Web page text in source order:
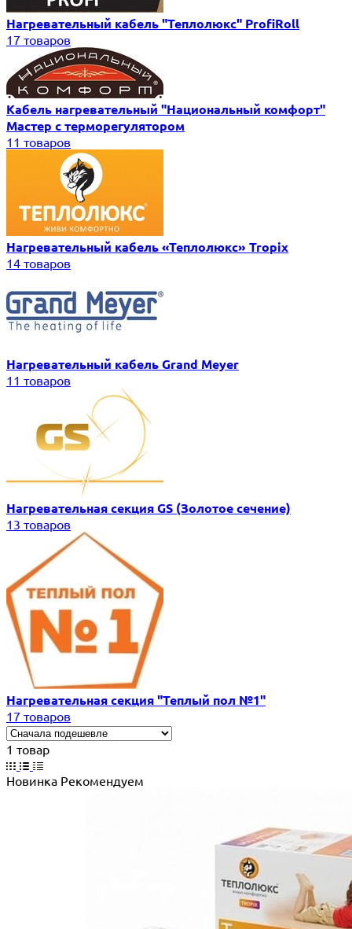
Нагревательный кабель "Теплолюкс" ProfiRoll
17 товаров
Кабель нагревательный "Национальный комфорт"
Мастер с терморегулятором
11 товаров
Нагревательный кабель «Теплолюкс» Tropix
14 товаров
Нагревательный кабель Grand Meyer
11 товаров
Нагревательная секция GS (Золотое сечение)
13 товаров
Нагревательная секция "Теплый пол №1"
17 товаров
1 товар
Новинка Рекомендуем